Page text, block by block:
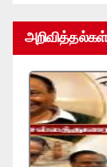
அறிவித்தல்கள்